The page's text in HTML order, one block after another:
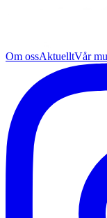
Om ossAktuelltVår